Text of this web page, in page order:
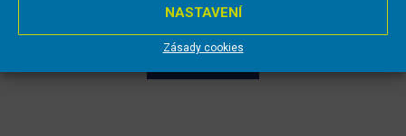
NASTAVENÍ
Zásady cookies
ZÁSADY COOKIES
E-SHOP